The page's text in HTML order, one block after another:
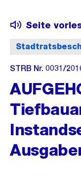
Seite
STRB Nr. 0031/